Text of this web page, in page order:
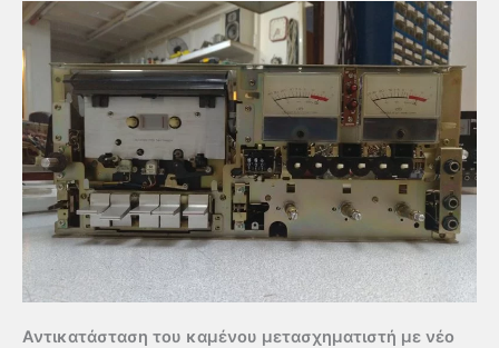
Αντικατάσταση του καμένου μετασχηματιστή με νέο